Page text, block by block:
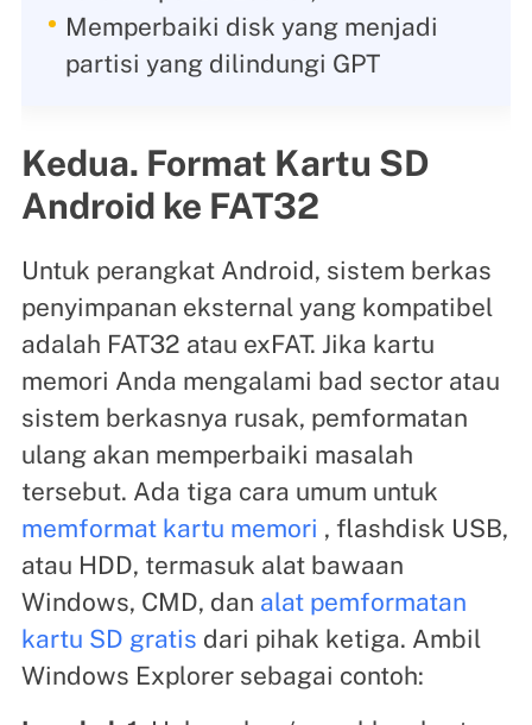
Memperbaiki disk yang menjadi
partisi yang dilindungi GPT
Kedua. Format Kartu SD
Android ke FAT32
Untuk perangkat Android, sistem berkas
penyimpanan eksternal yang kompatibel
adalah FAT32 atau exFAT. Jika kartu
memori Anda mengalami bad sector atau
sistem berkasnya rusak, pemformatan
ulang akan memperbaiki masalah
tersebut. Ada tiga cara umum untuk
memformat kartu memori , flashdisk USB,
atau HDD, termasuk alat bawaan
Windows, CMD, dan alat pemformatan
kartu SD gratis dari pihak ketiga. Ambil
Windows Explorer sebagai contoh: